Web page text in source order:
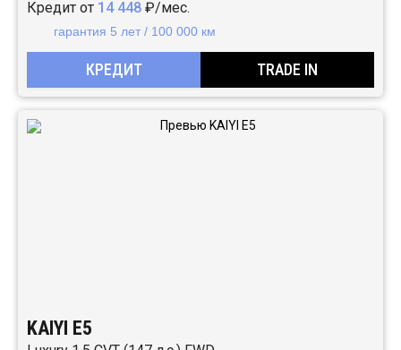
Кредит от 14 448 ₽/мес.
гарантия 5 лет / 100 000 км
КРЕДИТ TRADE IN
KAIYI E5